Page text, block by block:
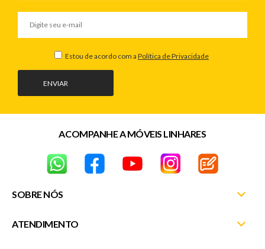
ENVIAR
Estou de acordo com a Política de Privacidade
SOBRE NÓS
Nossas Lojas
ATENDIMENTO
ACOMPANHE A MÓVEIS LINHARES